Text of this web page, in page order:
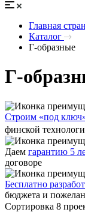
Главная
Каталог
Г-образные
Г-
Строим «под
финской
Даем гарантию 5
договоре
Бесплатно
бюджета и
Сортировка 8